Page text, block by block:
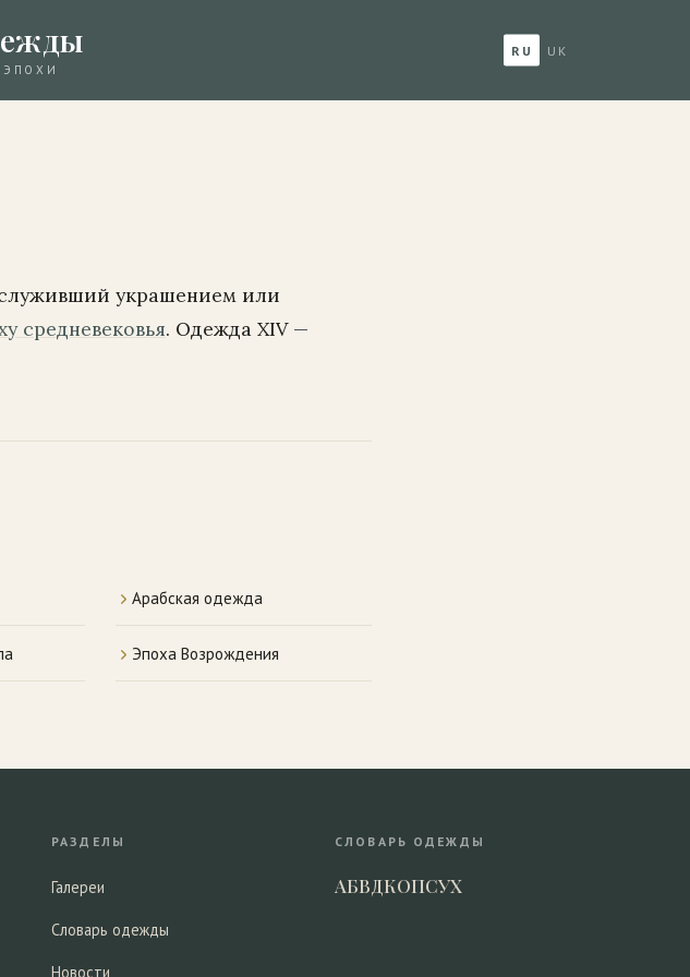
RU UK
украшением или
средневековья. Одежда XIV —
Арабская одежда
Эпоха Возрождения
РАЗДЕЛЫ
Галереи
Словарь одежды
Новости
СЛОВАРЬ ОДЕЖДЫ
АБВДКОПСУХ